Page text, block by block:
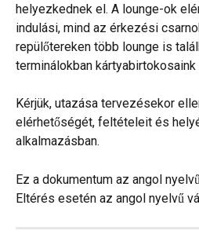
helyezkednek el. A lounge-ok
indulási, mind az érkezési
repülőtereken több lounge is
terminálokban kártyabirtokosaink
Kérjük, utazása tervezésekor
elérhetőségét, feltételeit és
alkalmazásban.
Ez a dokumentum az angol
Eltérés esetén az angol nyelvű